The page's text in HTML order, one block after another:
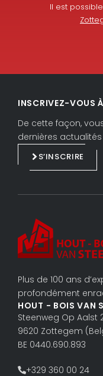
Il est
INSCRIVEZ-VOUS
De cette façon,
dernières
S’INSCRIRE
Plus de 100 ans
profondément
HOUT - BOIS VAN
Steenweg Op Aalst
9620 Zottegem
BE 0440.690.893
+329 360 00 24